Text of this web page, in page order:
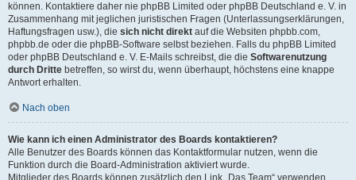
können. Kontaktiere daher nie phpBB Limited oder phpBB Deutschland e. V. in
Zusammenhang mit jeglichen juristischen Fragen (Unterlassungserklärungen,
Haftungsfragen usw.), die sich nicht direkt auf die Websiten phpbb.com,
phpbb.de oder die phpBB-Software selbst beziehen. Falls du phpBB Limited
oder phpBB Deutschland e. V. E-Mails schreibst, die die Softwarenutzung
durch Dritte betreffen, so wirst du, wenn überhaupt, höchstens eine knappe
Antwort erhalten.
Nach oben
Wie kann ich einen Administrator des Boards kontaktieren?
Alle Benutzer des Boards können das Kontaktformular nutzen, wenn die
Funktion durch die Board-Administration aktiviert wurde.
Mitglieder des Boards können zusätzlich den Link „Das Team“ verwenden.